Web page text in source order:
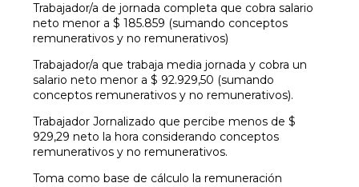
Trabajador/a de jornada completa que cobra salario
neto menor a $ 185.859 (sumando conceptos
remunerativos y no remunerativos)
Trabajador/a que trabaja media jornada y cobra un
salario neto menor a $ 92.929,50 (sumando
conceptos remunerativos y no remunerativos).
Trabajador Jornalizado que percibe menos de $
929,29 neto la hora considerando conceptos
remunerativos y no remunerativos.
Toma como base de cálculo la remuneración